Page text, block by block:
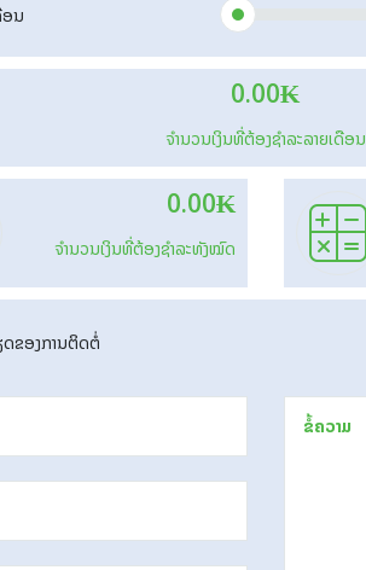
ນ
0.00₭
ຈໍານວນເງິນທີ່ຕ້ອງຊໍາລະລາຍເດືອນ
0.00₭
ຈໍານວນເງິນທີ່ຕ້ອງຊໍາລະທັງໝົດ
ຂອງການຕິດຕໍ່